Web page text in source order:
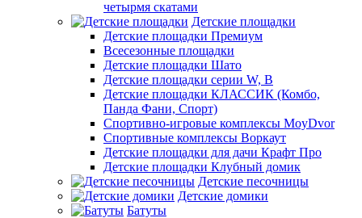
четырмя скатами
Детские площадки
Детские площадки Премиум
Всесезонные площадки
Детские площадки Шато
Детские площадки серии W, В
Детские площадки КЛАССИК (Комбо,
Панда Фани, Спорт)
Спортивно-игровые комплексы MoyDvor
Спортивные комплексы Воркаут
Детские площадки для дачи Крафт Про
Детские площадки Клубный домик
Детские песочницы
Детские домики
Батуты